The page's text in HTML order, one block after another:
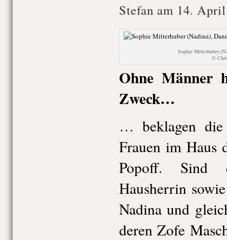
Stefan am 14.
Sophie Mitterhuber
©
Ohne Männer
Zweck…
… beklagen die
Frauen im Haus
Popoff. Sind
Hausherrin
Nadina und
deren Zofe